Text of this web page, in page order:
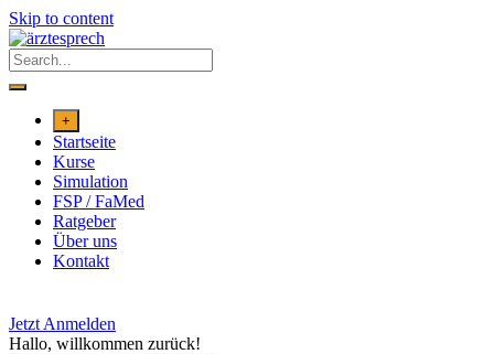
Skip to content
+
Startseite
Kurse
Simulation
FSP / FaMed
Ratgeber
Über uns
Kontakt
Jetzt Anmelden
Hallo, willkommen zurück!